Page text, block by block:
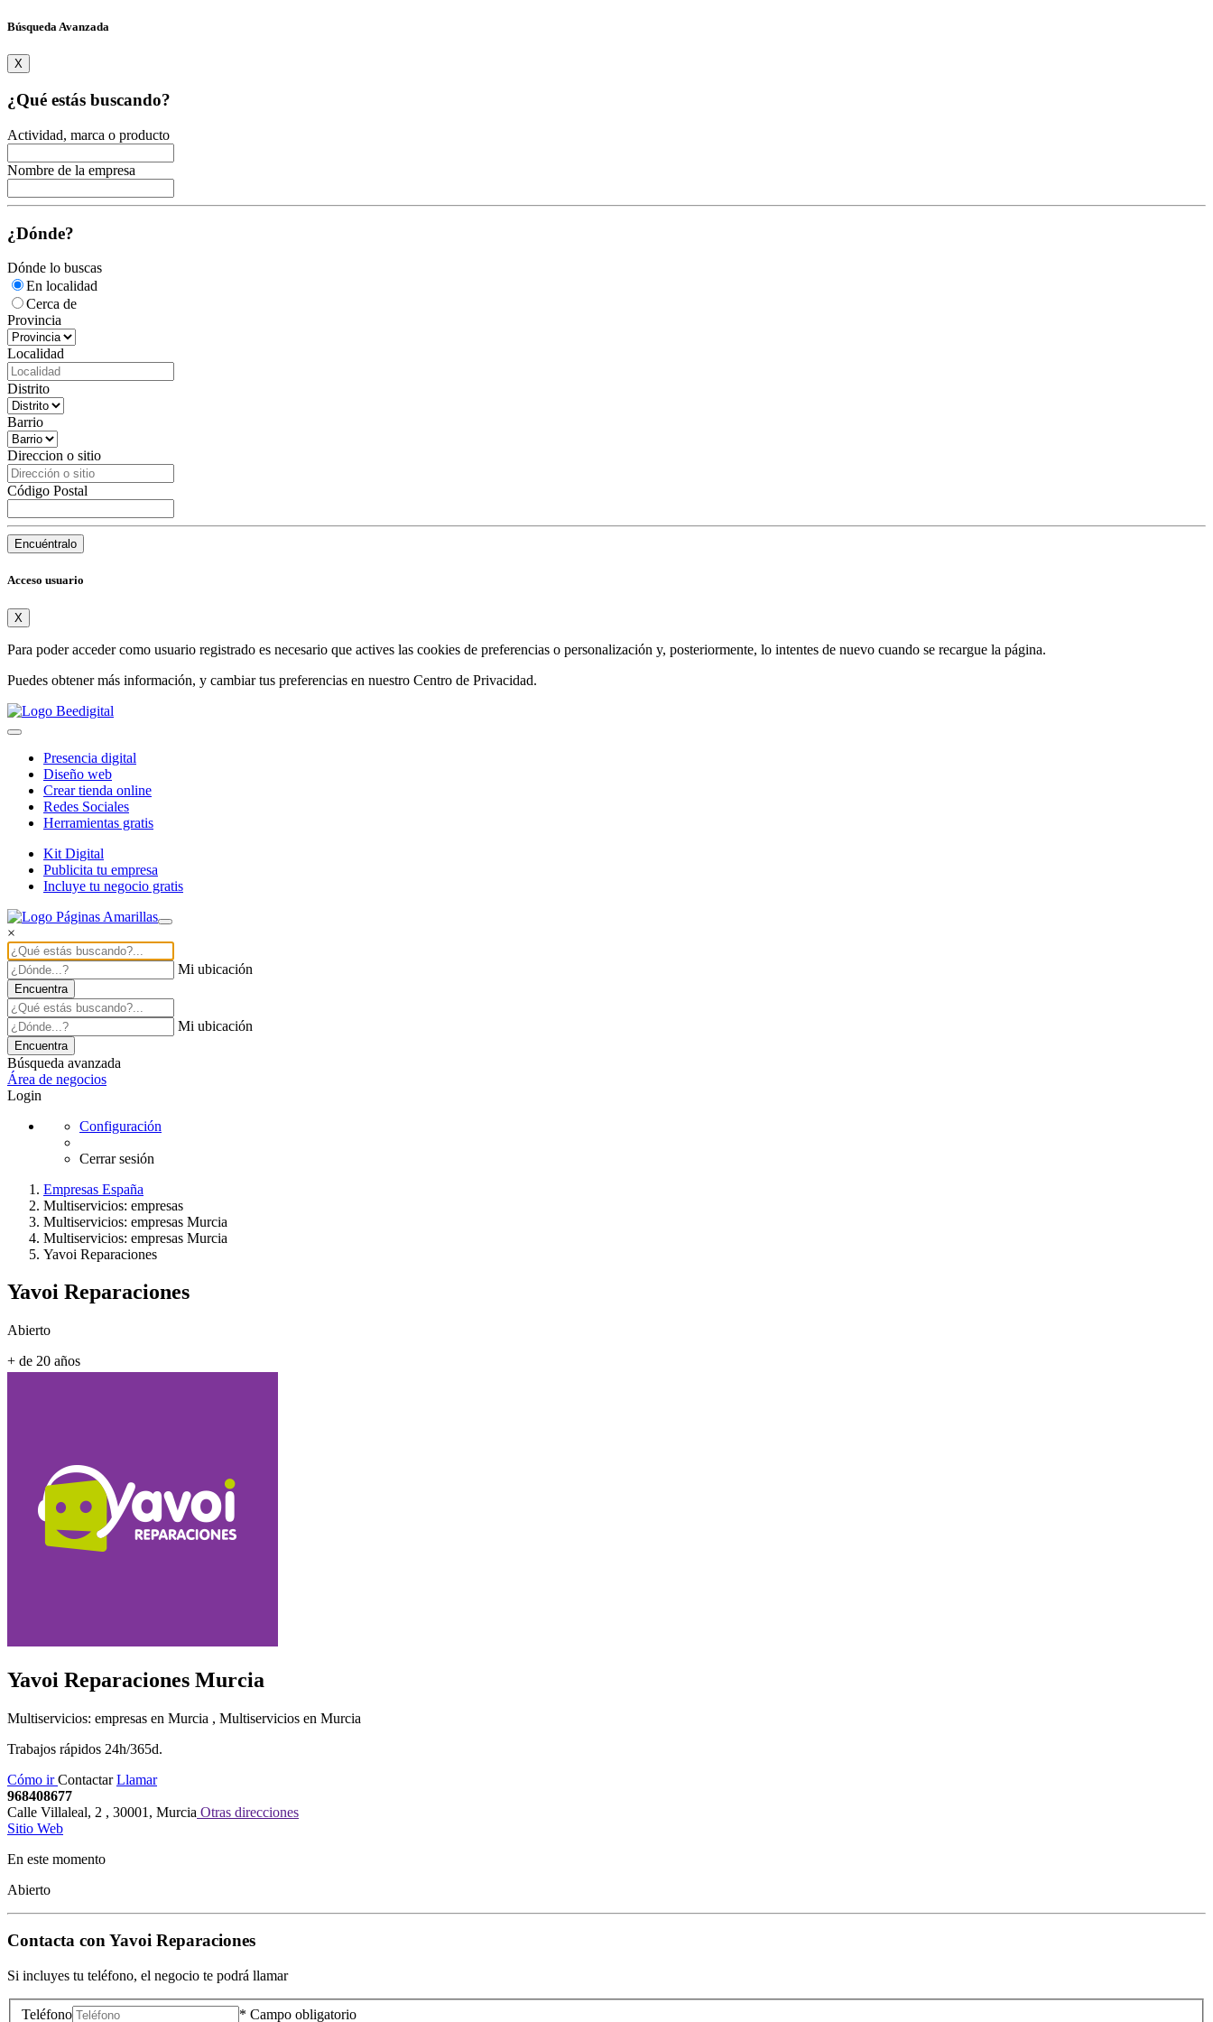
Búsqueda Avanzada
X
¿Qué estás buscando?
Actividad, marca o producto
Nombre de la empresa
¿Dónde?
Dónde lo buscas
En localidad
Cerca de
Provincia
Localidad
Distrito
Barrio
Direccion o sitio
Código Postal
Encuéntralo
Acceso usuario
X
Para poder acceder como usuario registrado es necesario que actives las cookies de preferencias o personalización y, posteriormente, lo intentes de nuevo cuando se recargue la página.
Puedes obtener más información, y cambiar tus preferencias en nuestro Centro de Privacidad.
Presencia digital
Diseño web
Crear tienda online
Redes Sociales
Herramientas gratis
Kit Digital
Publicita tu empresa
Incluye tu negocio gratis
×
Mi ubicación
Encuentra
Mi ubicación
Encuentra
Búsqueda avanzada
Área de negocios
Login
Configuración
Cerrar sesión
Empresas España
Multiservicios: empresas
Multiservicios: empresas Murcia
Multiservicios: empresas Murcia
Yavoi Reparaciones
Yavoi Reparaciones
Abierto
+ de 20 años
Yavoi Reparaciones Murcia
Multiservicios: empresas en Murcia , Multiservicios en Murcia
Trabajos rápidos 24h/365d.
Cómo irContactarLlamar
968408677
Calle Villaleal, 2 , 30001 , Murcia Otras direcciones
Sitio Web
En este momento
Abierto
Contacta conYavoi Reparaciones
Si incluyes tu teléfono, el negocio te podrá llamar
Teléfono * Campo obligatorio